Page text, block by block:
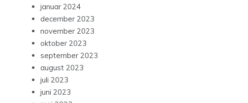
januar 2024
december 2023
november 2023
oktober 2023
september 2023
august 2023
juli 2023
juni 2023